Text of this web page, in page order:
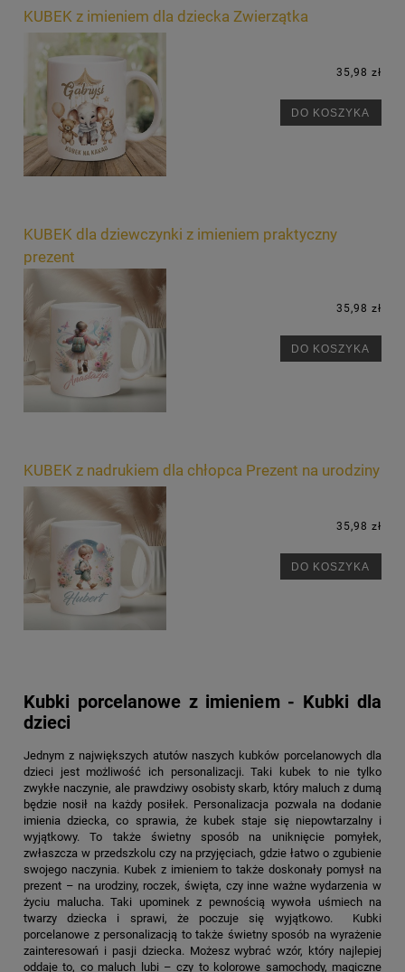
KUBEK z imieniem dla dziecka Zwierzątka
35,98 zł
DO KOSZYKA
KUBEK dla dziewczynki z imieniem praktyczny
prezent
35,98 zł
DO KOSZYKA
KUBEK z nadrukiem dla chłopca Prezent na urodziny
35,98 zł
DO KOSZYKA
Kubki porcelanowe z imieniem - Kubki dla
dzieci
Jednym z największych atutów naszych kubków porcelanowych dla
dzieci jest możliwość ich personalizacji. Taki kubek to nie tylko
zwykłe naczynie, ale prawdziwy osobisty skarb, który maluch z dumą
będzie nosił na każdy posiłek. Personalizacja pozwala na dodanie
imienia dziecka, co sprawia, że kubek staje się niepowtarzalny i
wyjątkowy. To także świetny sposób na uniknięcie pomyłek,
zwłaszcza w przedszkolu czy na przyjęciach, gdzie łatwo o zgubienie
swojego naczynia. Kubek z imieniem to także doskonały pomysł na
prezent – na urodziny, roczek, święta, czy inne ważne wydarzenia w
życiu malucha. Taki upominek z pewnością wywoła uśmiech na
twarzy dziecka i sprawi, że poczuje się wyjątkowo. Kubki
porcelanowe z personalizacją to także świetny sposób na wyrażenie
zainteresowań i pasji dziecka. Możesz wybrać wzór, który najlepiej
oddaje to, co maluch lubi – czy to kolorowe samochody, magiczne